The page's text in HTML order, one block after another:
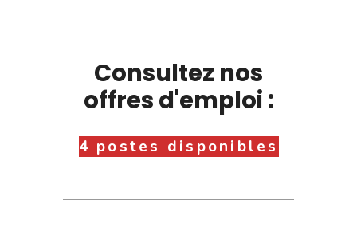
Consultez nos
offres d'emploi :
4 postes disponibles